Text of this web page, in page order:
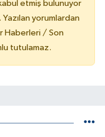
etmiş bulunuyor
yorumlardan
Haberleri / Son
tutulamaz.